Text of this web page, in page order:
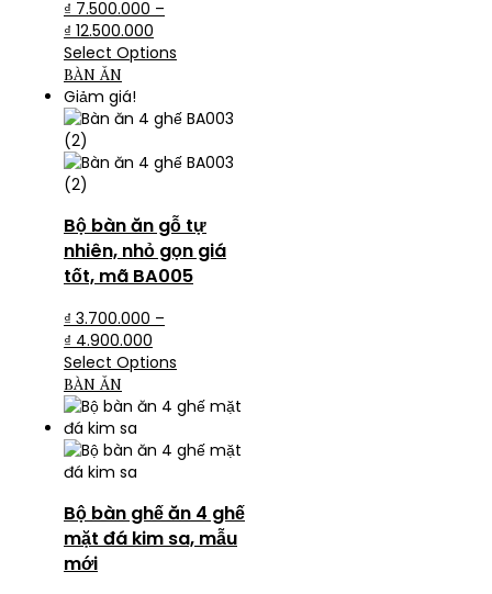
₫ 7.500.000 –
₫ 12.500.000
Select Options
BÀN ĂN
Giảm giá!
Bộ bàn ăn gỗ tự
nhiên, nhỏ gọn giá
tốt, mã BA005
₫ 3.700.000 –
₫ 4.900.000
Select Options
BÀN ĂN
Bộ bàn ghế ăn 4 ghế
mặt đá kim sa, mẫu
mới